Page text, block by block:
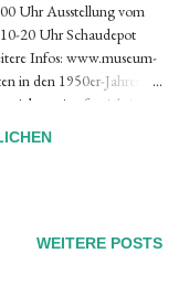
Uhr Ausstellung vom
20 Uhr Schaudepot
Infos: www.museum-
in den 1950er-Jahren
sie oft wichtige
bei den Galeries
die in Paris damals
der wichtigsten
WEITERE POSTS